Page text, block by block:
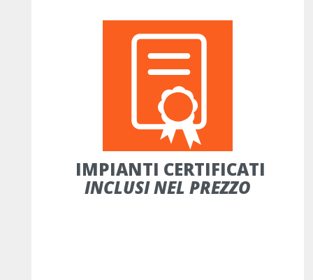
IMPIANTI CERTIFICATI
INCLUSI NEL PREZZO